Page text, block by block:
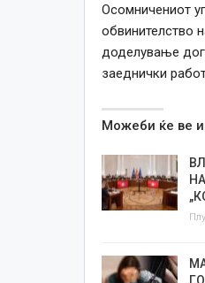
Осомничениот
обвинителство
доделување
заеднички
Можеби ќе ве